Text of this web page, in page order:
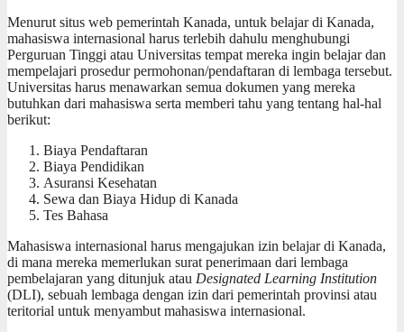
Menurut situs web pemerintah Kanada, untuk belajar di Kanada,
mahasiswa internasional harus terlebih dahulu menghubungi
Perguruan Tinggi atau Universitas tempat mereka ingin belajar dan
mempelajari prosedur permohonan/pendaftaran di lembaga tersebut.
Universitas harus menawarkan semua dokumen yang mereka
butuhkan dari mahasiswa serta memberi tahu yang tentang hal-hal
berikut:
Biaya Pendaftaran
Biaya Pendidikan
Asuransi Kesehatan
Sewa dan Biaya Hidup di Kanada
Tes Bahasa
Mahasiswa internasional harus mengajukan izin belajar di Kanada,
di mana mereka memerlukan surat penerimaan dari lembaga
pembelajaran yang ditunjuk atau Designated Learning Institution
(DLI), sebuah lembaga dengan izin dari pemerintah provinsi atau
teritorial untuk menyambut mahasiswa internasional.